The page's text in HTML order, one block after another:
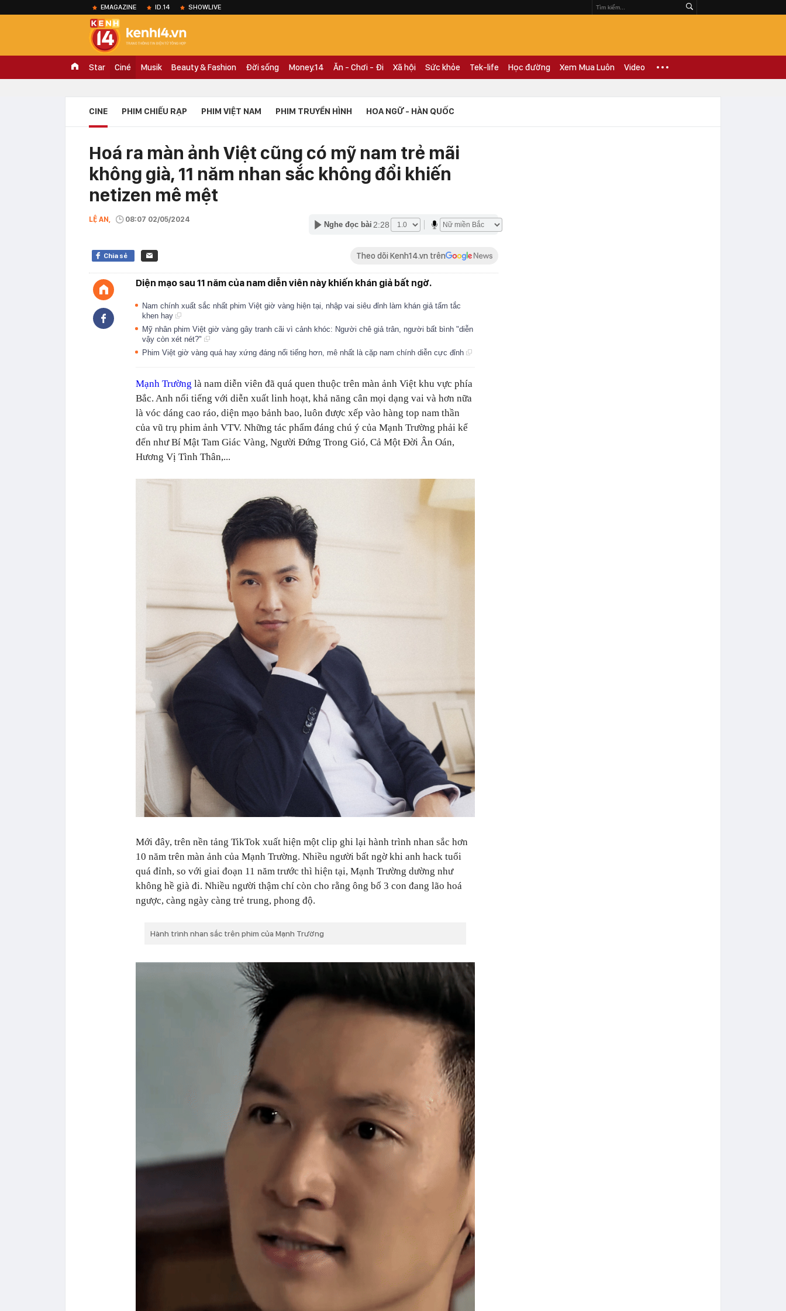
EMAGAZINE ID.14 SHOWLIVE
Star Ciné Musik Beauty & Fashion Đời sống Money.14 Ăn - Chơi - Đi Xã hội Sức khỏe Tek-life Học đường Xem Mua Luôn Video
CINE PHIM CHIẾU RẠP PHIM VIỆT NAM PHIM TRUYỀN HÌNH HOA NGỮ - HÀN QUỐC
Hoá ra màn ảnh Việt cũng có mỹ nam trẻ mãi
không già, 11 năm nhan sắc không đổi khiến
netizen mê mệt
LỆ AN, 08:07 02/05/2024
Nghe đọc bài 2:28
Chia sẻ Theo dõi Kenh14.vn trên
Diện mạo sau 11 năm của nam diễn viên này khiến khán giả bất ngờ.
Nam chính xuất sắc nhất phim Việt giờ vàng hiện tại, nhập vai siêu đỉnh làm khán giả tấm tắc
khen hay
Mỹ nhân phim Việt giờ vàng gây tranh cãi vì cảnh khóc: Người chê giả trân, người bất bình "diễn
vậy còn xét nét?"
Phim Việt giờ vàng quá hay xứng đáng nổi tiếng hơn, mê nhất là cặp nam chính diễn cực đỉnh
Mạnh Trường là nam diễn viên đã quá quen thuộc trên màn ảnh Việt khu vực phía
Bắc. Anh nổi tiếng với diễn xuất linh hoạt, khả năng cân mọi dạng vai và hơn nữa
là vóc dáng cao ráo, diện mạo bảnh bao, luôn được xếp vào hàng top nam thần
của vũ trụ phim ảnh VTV. Những tác phẩm đáng chú ý của Mạnh Trường phải kể
đến nhưBí Mật Tam Giác Vàng, Người Đứng Trong Gió, Cả Một Đời Ân Oán,
Hương Vị Tình Thân,...
Mới đây, trên nền tảng TikTok xuất hiện một clip ghi lại hành trình nhan sắc hơn
10 năm trên màn ảnh của Mạnh Trường. Nhiều người bất ngờ khi anh hack tuổi
quá đỉnh, so với giai đoạn 11 năm trước thì hiện tại, Mạnh Trường dường như
không hề già đi. Nhiều người thậm chí còn cho rằng ông bố 3 con đang lão hoá
ngược, càng ngày càng trẻ trung, phong độ.
Hành trình nhan sắc trên phim của Mạnh Trường